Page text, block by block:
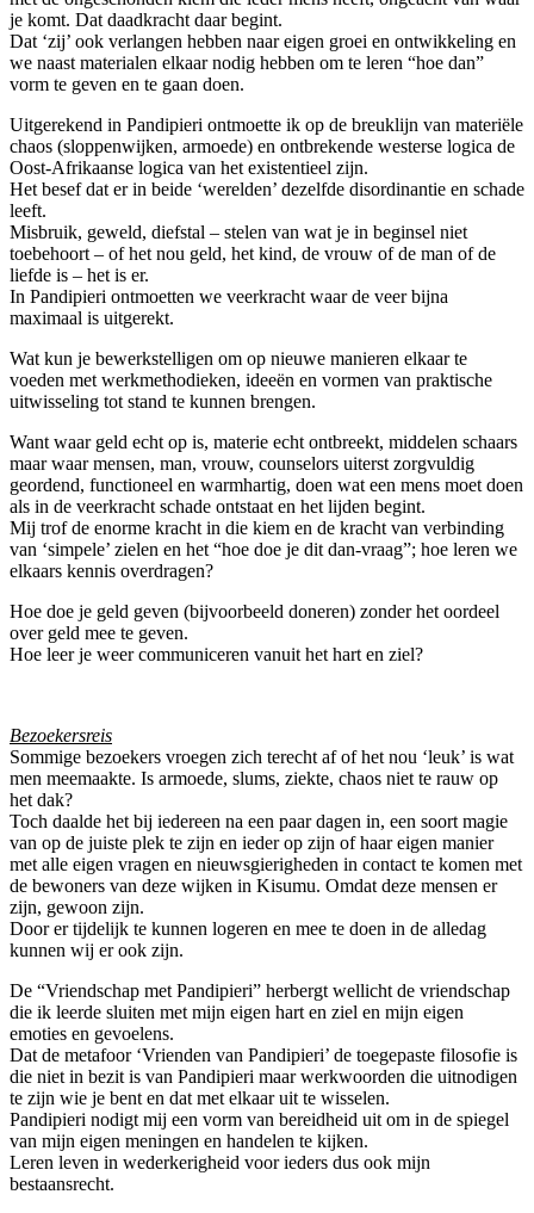
je komt. Dat daadkracht daar begint.
Dat ‘zij’ ook verlangen hebben naar eigen groei en ontwikkeling en
we naast materialen elkaar nodig hebben om te leren “hoe dan”
vorm te geven en te gaan doen.
Uitgerekend in Pandipieri ontmoette ik op de breuklijn van materiële
chaos (sloppenwijken, armoede) en ontbrekende westerse logica de
Oost-Afrikaanse logica van het existentieel zijn.
Het besef dat er in beide ‘werelden’ dezelfde disordinantie en schade
leeft.
Misbruik, geweld, diefstal – stelen van wat je in beginsel niet
toebehoort – of het nou geld, het kind, de vrouw of de man of de
liefde is – het is er.
In Pandipieri ontmoetten we veerkracht waar de veer bijna
maximaal is uitgerekt.
Wat kun je bewerkstelligen om op nieuwe manieren elkaar te
voeden met werkmethodieken, ideeën en vormen van praktische
uitwisseling tot stand te kunnen brengen.
Want waar geld echt op is, materie echt ontbreekt, middelen schaars
maar waar mensen, man, vrouw, counselors uiterst zorgvuldig
geordend, functioneel en warmhartig, doen wat een mens moet doen
als in de veerkracht schade ontstaat en het lijden begint.
Mij trof de enorme kracht in die kiem en de kracht van verbinding
van ‘simpele’ zielen en het “hoe doe je dit dan-vraag”; hoe leren we
elkaars kennis overdragen?
Hoe doe je geld geven (bijvoorbeeld doneren) zonder het oordeel
over geld mee te geven.
Hoe leer je weer communiceren vanuit het hart en ziel?
Bezoekersreis
Sommige bezoekers vroegen zich terecht af of het nou ‘leuk’ is wat
men meemaakte. Is armoede, slums, ziekte, chaos niet te rauw op
het dak?
Toch daalde het bij iedereen na een paar dagen in, een soort magie
van op de juiste plek te zijn en ieder op zijn of haar eigen manier
met alle eigen vragen en nieuwsgierigheden in contact te komen met
de bewoners van deze wijken in Kisumu. Omdat deze mensen er
zijn, gewoon zijn.
Door er tijdelijk te kunnen logeren en mee te doen in de alledag
kunnen wij er ook zijn.
De “Vriendschap met Pandipieri” herbergt wellicht de vriendschap
die ik leerde sluiten met mijn eigen hart en ziel en mijn eigen
emoties en gevoelens.
Dat de metafoor ‘Vrienden van Pandipieri’ de toegepaste filosofie is
die niet in bezit is van Pandipieri maar werkwoorden die uitnodigen
te zijn wie je bent en dat met elkaar uit te wisselen.
Pandipieri nodigt mij een vorm van bereidheid uit om in de spiegel
van mijn eigen meningen en handelen te kijken.
Leren leven in wederkerigheid voor ieders dus ook mijn
bestaansrecht.